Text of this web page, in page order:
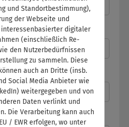
und Standortbestimmung),
der Webseite und
digitaler
(einschließlich Re-
den Nutzerbedürfnissen
zu sammeln. Diese
auch an Dritte (insb.
Social Media Anbieter wie
weitergegeben und von
Daten verlinkt und
Die Verarbeitung kann auch
/ EWR erfolgen, wo unter